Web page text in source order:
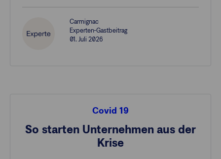
Carmignac
Experten-Gastbeitrag
01. Juli 2026
Covid 19
So starten Unternehmen aus der
Krise